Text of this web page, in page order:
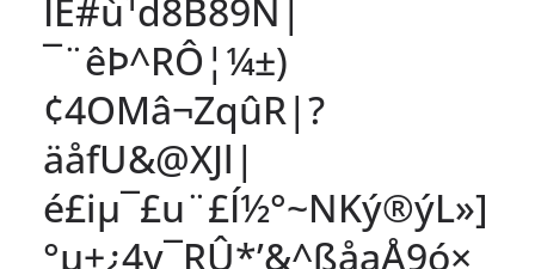
IÉ#ù¹d8B8­9Ñ|
¯¨êÞ^RÔ¦¼±)
¢4OMâ¬ZqûR|?
äåfU&@XJl|
é£iµ¯£u¨£Í½°~NKý®ýL»]
°µ+¿4y¯RÛ*’&^ßåaÅ9ó×